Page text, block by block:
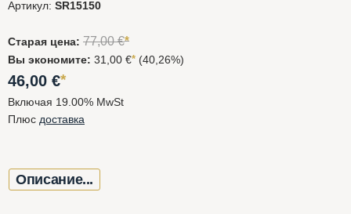
Артикул: SR15150
Старая цена: 77,00€*
Вы экономите: 31,00 €* (40,26%)
46,00 €*
Включая 19.00% MwSt
Плюс доставка
Описание...